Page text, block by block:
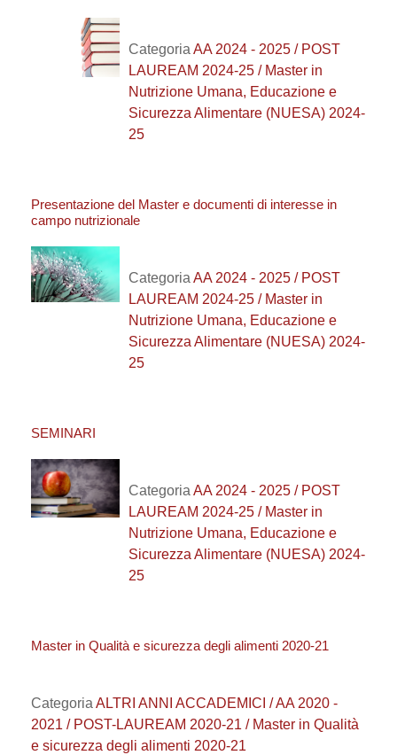
Categoria AA 2024 - 2025 / POST
LAUREAM 2024-25 / Master in
Nutrizione Umana, Educazione e
Sicurezza Alimentare (NUESA) 2024-
25
Presentazione del Master e documenti di interesse in
campo nutrizionale
Categoria AA 2024 - 2025 / POST
LAUREAM 2024-25 / Master in
Nutrizione Umana, Educazione e
Sicurezza Alimentare (NUESA) 2024-
25
SEMINARI
Categoria AA 2024 - 2025 / POST
LAUREAM 2024-25 / Master in
Nutrizione Umana, Educazione e
Sicurezza Alimentare (NUESA) 2024-
25
Master in Qualità e sicurezza degli alimenti 2020-21
Categoria ALTRI ANNI ACCADEMICI / AA 2020 -
2021 / POST-LAUREAM 2020-21 / Master in Qualità
e sicurezza degli alimenti 2020-21